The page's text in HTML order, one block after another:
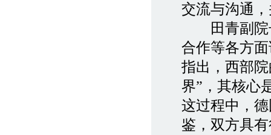
交流与沟通
田青副院长
合作等各方
指出，西部
界”，其核心
这过程中，
鉴，双方具